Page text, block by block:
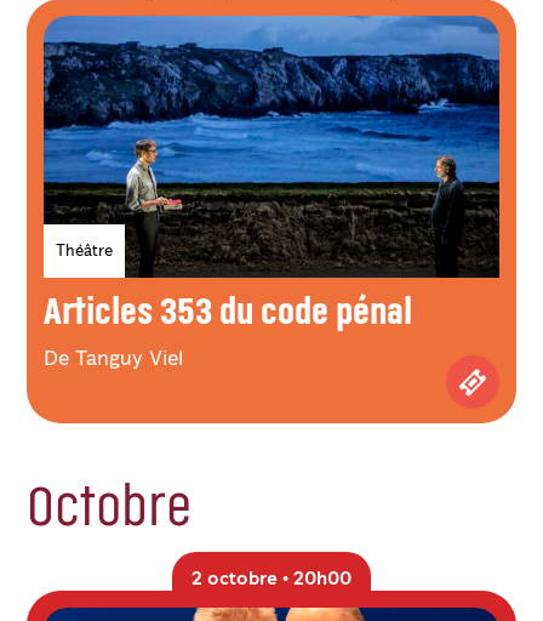
Articles 353 du code pénal
Théâtre
De Tanguy Viel
Octobre
2 octobre • 20h00